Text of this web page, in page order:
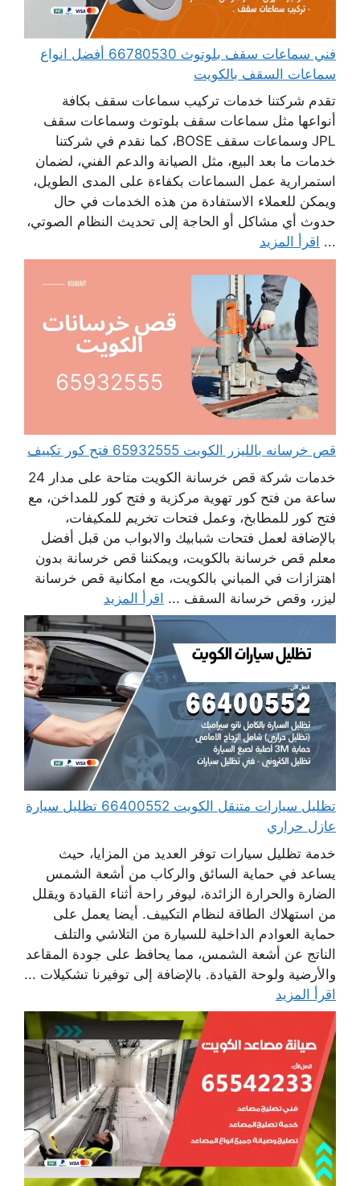
فني سماعات سقف بلوتوث 66780530 أفضل انواع
سماعات السقف بالكويت
تقدم شركتنا خدمات تركيب سماعات سقف بكافة
أنواعها مثل سماعات سقف بلوتوث وسماعات سقف
JPL وسماعات سقف BOSE، كما نقدم في شركتنا
خدمات ما بعد البيع، مثل الصيانة والدعم الفني، لضمان
استمرارية عمل السماعات بكفاءة على المدى الطويل،
ويمكن للعملاء الاستفادة من هذه الخدمات في حال
حدوث أي مشاكل أو الحاجة إلى تحديث النظام الصوتي،
... اقرأ المزيد
قص خرسانه بالليزر الكويت 65932555 فتح كور تكييف
خدمات شركة قص خرسانة الكويت متاحة على مدار 24
ساعة من فتح كور تهوية مركزية و فتح كور للمداخن، مع
فتح كور للمطابخ، وعمل فتحات تخريم للمكيفات،
بالإضافة لعمل فتحات شبابيك والابواب من قبل أفضل
معلم قص خرسانة بالكويت، ويمكننا قص خرسانة بدون
اهتزازات في المباني بالكويت، مع امكانية قص خرسانة
ليزر، وقص خرسانة السقف ... اقرأ المزيد
تظليل سيارات متنقل الكويت 66400552 تظليل سيارة
عازل حراري
خدمة تظليل سيارات توفر العديد من المزايا، حيث
يساعد في حماية السائق والركاب من أشعة الشمس
الضارة والحرارة الزائدة، ليوفر راحة أثناء القيادة ويقلل
من استهلاك الطاقة لنظام التكييف. أيضا يعمل على
حماية العوادم الداخلية للسيارة من التلاشي والتلف
الناتج عن أشعة الشمس، مما يحافظ على جودة المقاعد
والأرضية ولوحة القيادة. بالإضافة إلى توفيرنا تشكيلات ...
اقرأ المزيد